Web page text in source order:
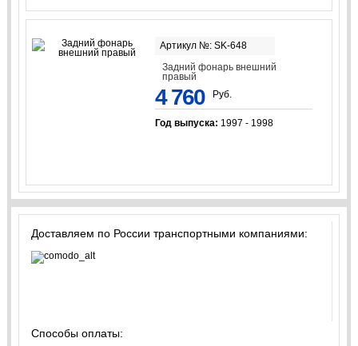
Артикул №: SK-648
Задний фонарь внешний
правый
4 760 Руб.
Год выпуска: 1997 - 1998
Доставляем по России транспортными компаниями:
Способы оплаты: